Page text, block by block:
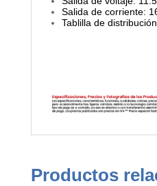
Salida de corriente:
Tablilla de
Productos